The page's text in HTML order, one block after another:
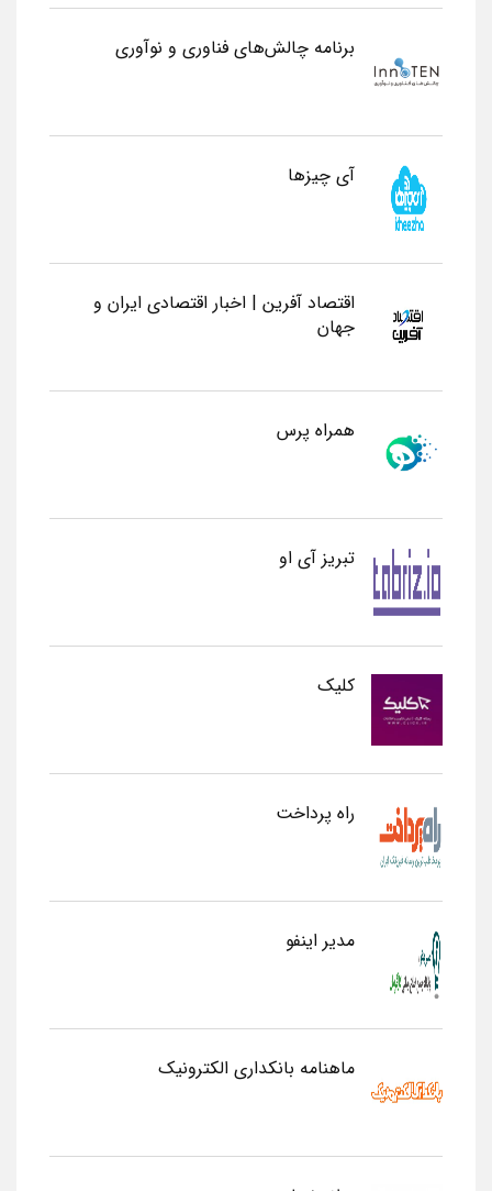
برنامه چالش‌های فناوری و نوآوری
آی چیزها
اقتصاد آفرین | اخبار اقتصادی ایران و
جهان
همراه پرس
تبریز آی او
کلیک
راه پرداخت
مدیر اینفو
ماهنامه بانکداری الکترونیک